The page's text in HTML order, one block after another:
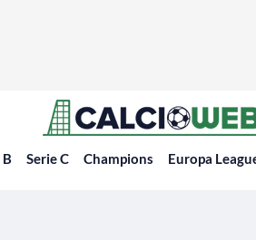
Serie C Champions Europa